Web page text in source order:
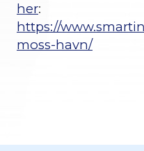
her:
https://
moss-havn/